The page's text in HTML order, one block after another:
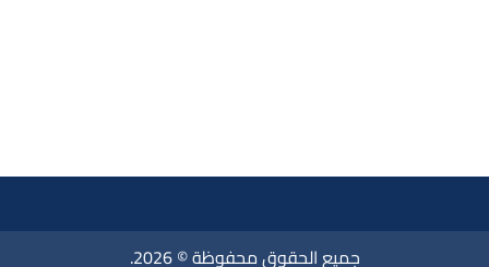
جميع الحقوق محفوظة © 2026.